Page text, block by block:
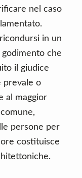
nel caso
in un
che
il giudice
prevale o
al maggior
persone per
costituisce